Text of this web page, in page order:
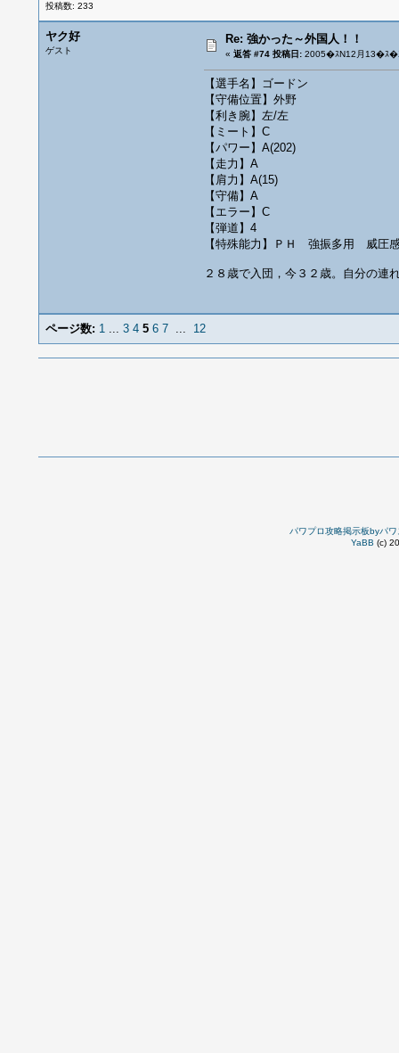
投稿数: 233
ヤク好
ゲスト
Re: 強かった～外国人！！
« 返答 #74 投稿日:2005�ｽN12月13�ｽ
【選手名】ゴードン
【守備位置】外野
【利き腕】左/左
【ミート】C
【パワー】A(202)
【走力】A
【肩力】A(15)
【守備】A
【エラー】C
【弾道】4
【特殊能力】ＰＨ 強振多用 威
２８歳で入団，今３２歳。自分の連
ページ数: 1... 3 4 5 6 7... 12
パワプロ攻略掲示板byパワ
YaBB (c)